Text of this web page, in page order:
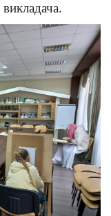
викладача.